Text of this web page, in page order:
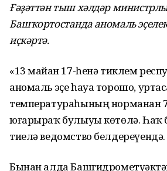
Ғәҙәттән тыш хәлдәр
Башҡортостанда аномаль
иҫкәртә.
«13 майҙан 17-һенә тиклем
аномаль эҫе һауа торошо,
температураһының норманан
юғарыраҡ булыуы көтөлә. Һаҡ
тиелә ведомство белдереүендә.
Бынан алда